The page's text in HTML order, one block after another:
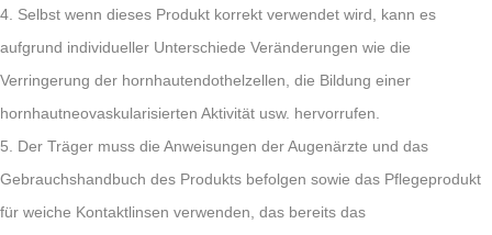
4. Selbst wenn dieses Produkt korrekt verwendet wird, kann es
aufgrund individueller Unterschiede Veränderungen wie die
Verringerung der hornhautendothelzellen, die Bildung einer
hornhautneovaskularisierten Aktivität usw. hervorrufen.
5. Der Träger muss die Anweisungen der Augenärzte und das
Gebrauchshandbuch des Produkts befolgen sowie das Pflegeprodukt
für weiche Kontaktlinsen verwenden, das bereits das